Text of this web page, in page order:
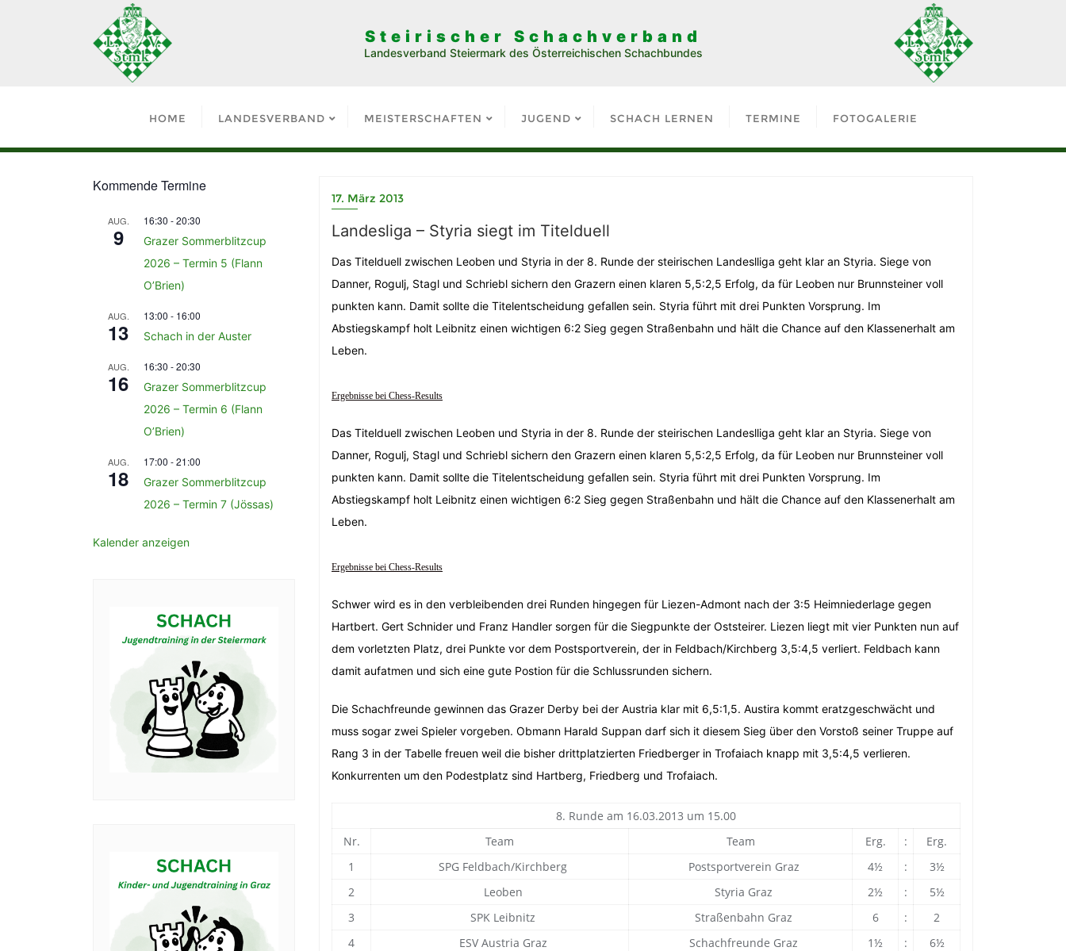
Steirischer Schachverband
Landesverband Steiermark des Österreichischen Schachbundes
HOME LANDESVERBAND MEISTERSCHAFTEN JUGEND SCHACH LERNEN TERMINE FOTOGALERIE
17. März 2013
Landesliga – Styria siegt im Titelduell
Das Titelduell zwischen Leoben und Styria in der 8. Runde der steirischen Landeslliga geht klar an Styria. Siege von
Danner, Rogulj, Stagl und Schriebl sichern den Grazern einen klaren 5,5:2,5 Erfolg, da für Leoben nur Brunnsteiner voll
punkten kann. Damit sollte die Titelentscheidung gefallen sein. Styria führt mit drei Punkten Vorsprung. Im
Abstiegskampf holt Leibnitz einen wichtigen 6:2 Sieg gegen Straßenbahn und hält die Chance auf den Klassenerhalt am
Leben.
Ergebnisse bei Chess-Results
Das Titelduell zwischen Leoben und Styria in der 8. Runde der steirischen Landeslliga geht klar an Styria. Siege von
Danner, Rogulj, Stagl und Schriebl sichern den Grazern einen klaren 5,5:2,5 Erfolg, da für Leoben nur Brunnsteiner voll
punkten kann. Damit sollte die Titelentscheidung gefallen sein. Styria führt mit drei Punkten Vorsprung. Im
Abstiegskampf holt Leibnitz einen wichtigen 6:2 Sieg gegen Straßenbahn und hält die Chance auf den Klassenerhalt am
Leben.
Ergebnisse bei Chess-Results
Schwer wird es in den verbleibenden drei Runden hingegen für Liezen-Admont nach der 3:5 Heimniederlage gegen
Hartbert. Gert Schnider und Franz Handler sorgen für die Siegpunkte der Oststeirer. Liezen liegt mit vier Punkten nun auf
dem vorletzten Platz, drei Punkte vor dem Postsportverein, der in Feldbach/Kirchberg 3,5:4,5 verliert. Feldbach kann
damit aufatmen und sich eine gute Postion für die Schlussrunden sichern.
Die Schachfreunde gewinnen das Grazer Derby bei der Austria klar mit 6,5:1,5. Austira kommt eratzgeschwächt und
muss sogar zwei Spieler vorgeben. Obmann Harald Suppan darf sich it diesem Sieg über den Vorstoß seiner Truppe auf
Rang 3 in der Tabelle freuen weil die bisher drittplatzierten Friedberger in Trofaiach knapp mit 3,5:4,5 verlieren.
Konkurrenten um den Podestplatz sind Hartberg, Friedberg und Trofaiach.
8. Runde am 16.03.2013 um 15.00
Nr.
Team Team Erg. :
Erg.
1
SPG Feldbach/Kirchberg Postsportverein Graz 4½ :
3½
2
Leoben Styria Graz 2½ :
5½
3
SPK Leibnitz Straßenbahn Graz 6 :
2
4
ESV Austria Graz Schachfreunde Graz 1½ :
6½
Kommende Termine
AUG.
9
16:30 -20:30
Grazer Sommerblitzcup
2026 – Termin 5 (Flann
O’Brien)
AUG.
13
13:00 - 16:00
Schach in der Auster
AUG.
16
16:30 -20:30
Grazer Sommerblitzcup
2026 – Termin 6 (Flann
O’Brien)
AUG.
18
17:00 -21:00
Grazer Sommerblitzcup
2026 – Termin 7 (Jössas)
Kalender anzeigen